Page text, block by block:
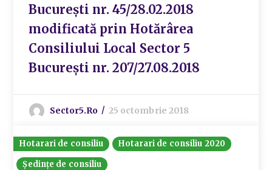
București nr. 45/28.02.2018
modificată prin Hotărârea
Consiliului Local Sector 5
București nr. 207/27.08.2018
Sector5.ro 25 octombrie 2018
Hotarari de consiliu
Hotarari de consiliu 2020
Ședințe de consiliu